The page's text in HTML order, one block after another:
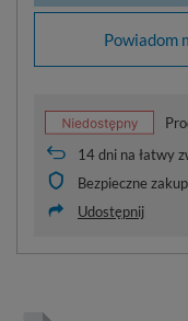
Powiadom
14dni na łatwy
Bezpieczne
Udostępnij